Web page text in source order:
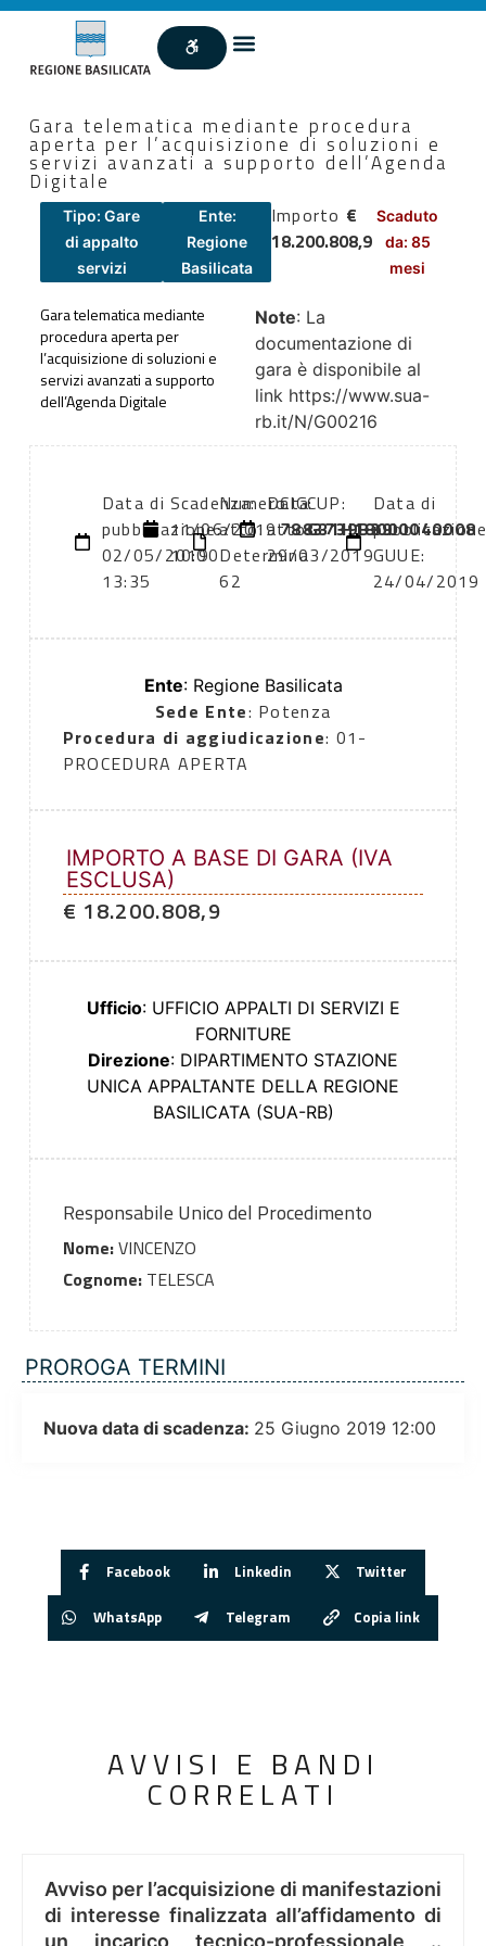
Gara telematica mediante procedura
aperta per l’acquisizione di soluzioni e
servizi avanzati a supporto dell’Agenda
Digitale
Tipo: Gare
di appalto
servizi
Ente:
Regione
Basilicata
Importo €
18.200.808,9
Scaduto
da: 85
mesi
Gara telematica mediante
procedura aperta per
l’acquisizione di soluzioni e
servizi avanzati a supporto
dell’Agenda Digitale
Note: La
documentazione di
gara è disponibile al
link https://www.sua-
rb.it/N/G00216
Data di
pubblicazione:
02/05/2019
13:35
Scadenza:
11/06/2019
10:00
Numero
atto:
Determina
62
Data
atto:
29/03/2019
CIG:
7883739B39
CUP:
G31H18000040008
Data di
GUUE:
24/04/2019
Ente: Regione Basilicata
Sede Ente: Potenza
Procedura di aggiudicazione: 01-
PROCEDURA APERTA
IMPORTO A BASE DI GARA (IVA
ESCLUSA)
€ 18.200.808,9
Ufficio: UFFICIO APPALTI DI SERVIZI E
FORNITURE
Direzione: DIPARTIMENTO STAZIONE
UNICA APPALTANTE DELLA REGIONE
BASILICATA (SUA-RB)
Responsabile Unico del Procedimento
Nome:VINCENZO
Cognome:TELESCA
PROROGA TERMINI
Nuova data di scadenza: 25 Giugno 2019 12:00
Facebook Linkedin Twitter
WhatsApp Telegram Copia link
AVVISI E BANDI
CORRELATI
Avviso per l’acquisizione di manifestazioni
di interesse finalizzata all’affidamento di
un incarico tecnico-professionale ..